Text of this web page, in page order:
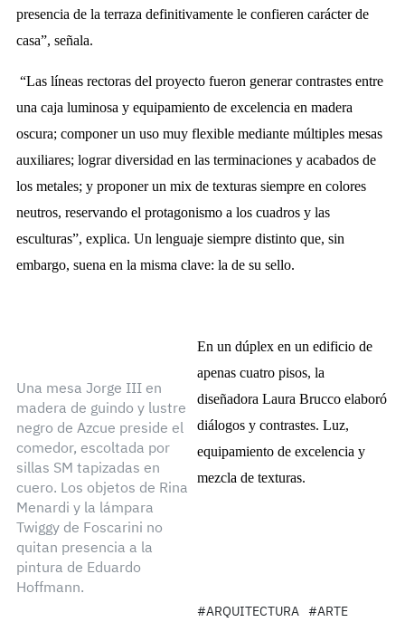
presencia de la terraza definitivamente le confieren carácter de
casa”, señala.
“Las líneas rectoras del proyecto fueron generar contrastes entre
una caja luminosa y equipamiento de excelencia en madera
oscura; componer un uso muy flexible mediante múltiples mesas
auxiliares; lograr diversidad en las terminaciones y acabados de
los metales; y proponer un mix de texturas siempre en colores
neutros, reservando el protagonismo a los cuadros y las
esculturas”, explica. Un lenguaje siempre distinto que, sin
embargo, suena en la misma clave: la de su sello.
Una mesa Jorge III en
madera de guindo y lustre
negro de Azcue preside el
comedor, escoltada por
sillas SM tapizadas en
cuero. Los objetos de Rina
Menardi y la lámpara
Twiggy de Foscarini no
quitan presencia a la
pintura de Eduardo
Hoffmann.
En un dúplex en un edificio de
apenas cuatro pisos, la
diseñadora Laura Brucco elaboró
diálogos y contrastes. Luz,
equipamiento de excelencia y
mezcla de texturas.
#ARQUITECTURA
#ARTE